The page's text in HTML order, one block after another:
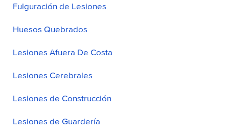
Fulguración de Lesiones
Huesos Quebrados
Lesiones Afuera De Costa
Lesiones Cerebrales
Lesiones de Construcción
Lesiones de Guardería